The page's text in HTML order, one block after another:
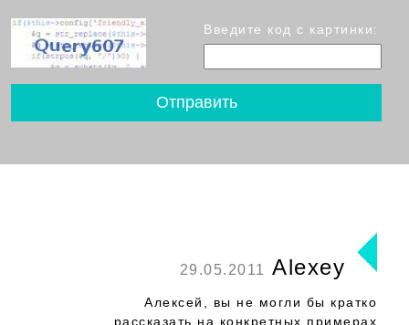
Введите код с картинки:
29.05.2011 Alexey
Алексей, вы не могли бы кратко
рассказать на конкретных примерах